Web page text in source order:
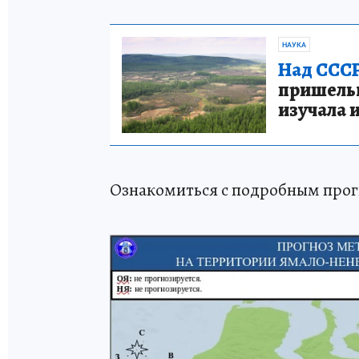
НАУКА
Над
изучала
Ознакомиться с подробным